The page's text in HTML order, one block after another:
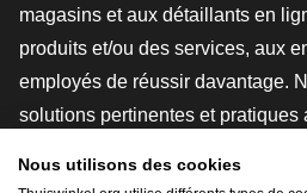
magasins et aux détaillants en
produits et/ou des services, aux
employés de réussir davantage.
solutions pertinentes et pratiques
Nous utilisons des cookies